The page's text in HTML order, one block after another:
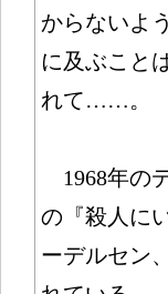
からないよ
に及ぶこと
れて……。
1968年の
の『殺人に
ーデルセン